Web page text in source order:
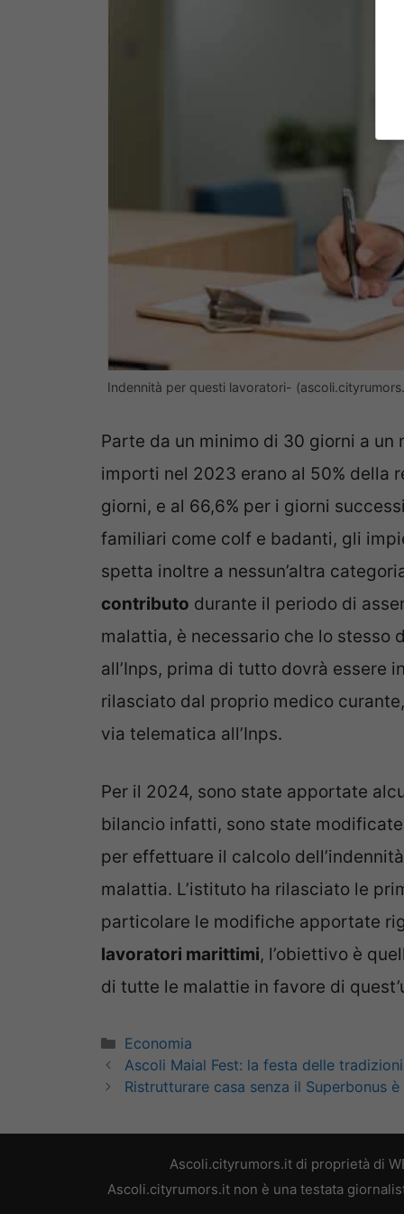
Indennità per questi lavoratori-
Parte da un minimo di 30 giorni a un
importi nel 2023 erano al 50% della
giorni, e al 66,6% per i giorni
familiari come colf e badanti, gli
spetta inoltre a nessun’altra
contributo durante il periodo di
malattia, è necessario che lo stesso
all’Inps, prima di tutto dovrà essere
rilasciato dal proprio medico
via telematica all’Inps.
Per il 2024, sono state apportate
bilancio infatti, sono state
per effettuare il calcolo
malattia. L’istituto ha rilasciato le
particolare le modifiche apportate
lavoratori marittimi, l’obiettivo è
di tutte le malattie in favore di
Categorie
Economia
Ascoli Maial Fest: la festa delle
Ristrutturare casa senza il Superbonus
Ascoli.cityrumors.it di proprietà di
Ascoli.cityrumors.it non è una testata